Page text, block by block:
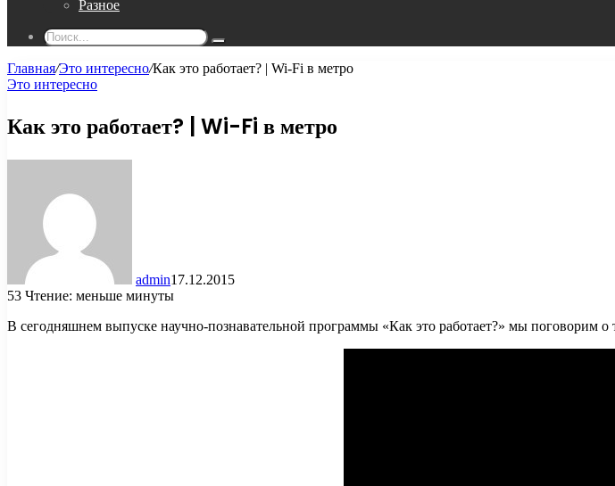
Разное
Поиск...
Главная/Это интересно/Как это работает? | Wi-Fi в метро
Это интересно
Как это работает? | Wi-Fi в метро
admin17.12.2015
53 Чтение: меньше минуты
В сегодняшнем выпуске научно-познавательной программы «Как это работает?» мы поговорим о